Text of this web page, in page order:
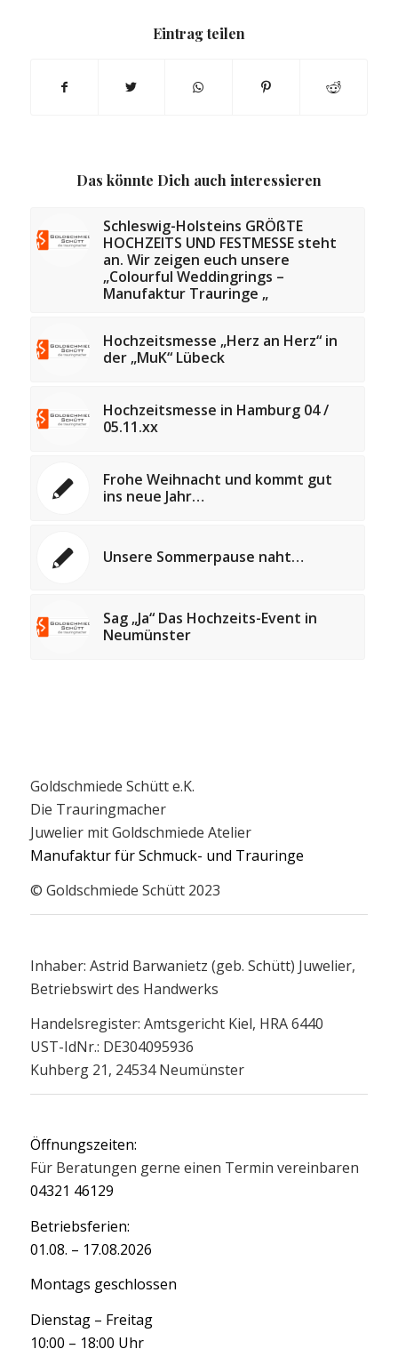
Eintrag teilen
Das könnte Dich auch interessieren
Schleswig-Holsteins GRÖßTE
HOCHZEITS UND FESTMESSE steht
an. Wir zeigen euch unsere
„Colourful Weddingrings –
Manufaktur Trauringe „
Hochzeitsmesse „Herz an Herz“ in
der „MuK“ Lübeck
Hochzeitsmesse in Hamburg 04 /
05.11.xx
Frohe Weihnacht und kommt gut
ins neue Jahr…
Unsere Sommerpause naht…
Sag „Ja“ Das Hochzeits-Event in
Neumünster
Goldschmiede Schütt e.K.
Die Trauringmacher
Juwelier mit Goldschmiede Atelier
Manufaktur für Schmuck- und Trauringe
© Goldschmiede Schütt 2023
Inhaber: Astrid Barwanietz (geb. Schütt) Juwelier,
Betriebswirt des Handwerks
Handelsregister: Amtsgericht Kiel, HRA 6440
UST-IdNr.: DE304095936
Kuhberg 21, 24534 Neumünster
Öffnungszeiten:
Für Beratungen gerne einen Termin vereinbaren
04321 46129
Betriebsferien:
01.08. – 17.08.2026
Montags geschlossen
Dienstag – Freitag
10:00 – 18:00 Uhr